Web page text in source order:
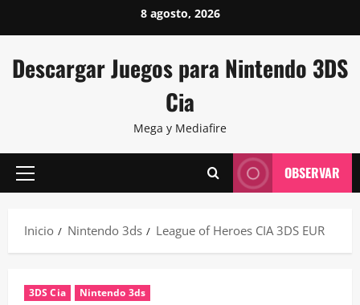
al
8 agosto, 2026
Descargar Juegos para Nintendo 3DS
Cia
Mega y Mediafire
Menú
OBSERVAR
Inicio Nintendo 3ds League of Heroes CIA 3DS EUR
3DS Cia Nintendo 3ds